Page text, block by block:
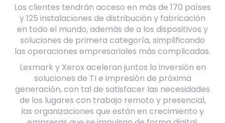
Los clientes tendrán acceso en más de 170 países
y 125 instalaciones de distribución y fabricación
en todo el mundo, además de a los dispositivos y
soluciones de primera categoría, simplificando
las operaciones empresariales más complicadas.
Lexmark y Xerox aceleran juntos la inversión en
soluciones de TI e impresión de próxima
generación, con tal de satisfacer las necesidades
de los lugares con trabajo remoto y presencial,
las organizaciones que están en crecimiento y